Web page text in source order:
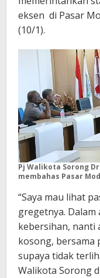
eksen di Pasar
(10/1).
Pj Walikota Sorong
membahas Pasar
“Saya mau lihat
gregetnya.
kebersihan, nanti
kosong, bersama
supaya tidak
Walikota Sorong